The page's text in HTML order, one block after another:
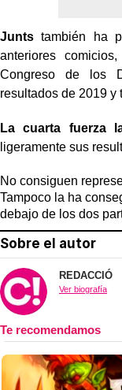
Junts también ha
anteriores
Congreso de los
resultados de 2019 y
La cuarta fuerza
ligeramente sus
No consiguen
Tampoco la ha
debajo de los dos
Sobre el autor
REDACCIÓ
Ver biografía